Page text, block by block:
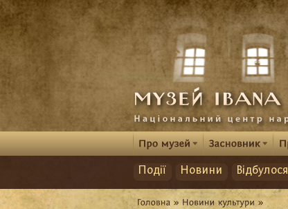
Події Новини Відбулося